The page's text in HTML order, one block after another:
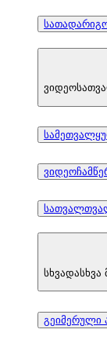
გეიმერული